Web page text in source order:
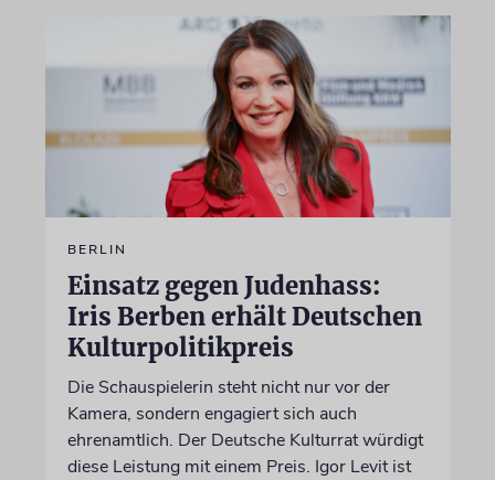
BERLIN
Einsatz gegen Judenhass:
Iris Berben erhält Deutschen
Kulturpolitikpreis
Die Schauspielerin steht nicht nur vor der
Kamera, sondern engagiert sich auch
ehrenamtlich. Der Deutsche Kulturrat würdigt
diese Leistung mit einem Preis. Igor Levit ist